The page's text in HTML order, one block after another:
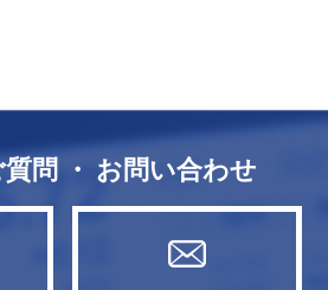
問 ・ お問い合わせ